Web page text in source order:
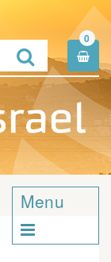

0

Menu
